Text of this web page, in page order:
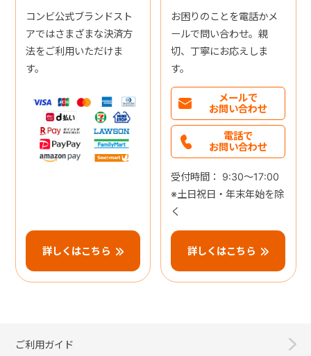
コンビ公式ブランドスト
アではさまざまな決済方
法をご利用いただけま
す。
詳しくはこちら
お困りのことを電話かメ
ールで問い合わせ。親
切、丁寧にお応えしま
す。
メールで
お問い合わせ
電話で
お問い合わせ
受付時間： 9:30～17:00
※土日祝日・年末年始を除
く
詳しくはこちら
ご利用ガイド